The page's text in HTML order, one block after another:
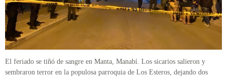
El feriado se tiñó de sangre en Manta, Manabí. Los sicarios salieron y
sembraron terror en la populosa parroquia de Los Esteros, dejando dos